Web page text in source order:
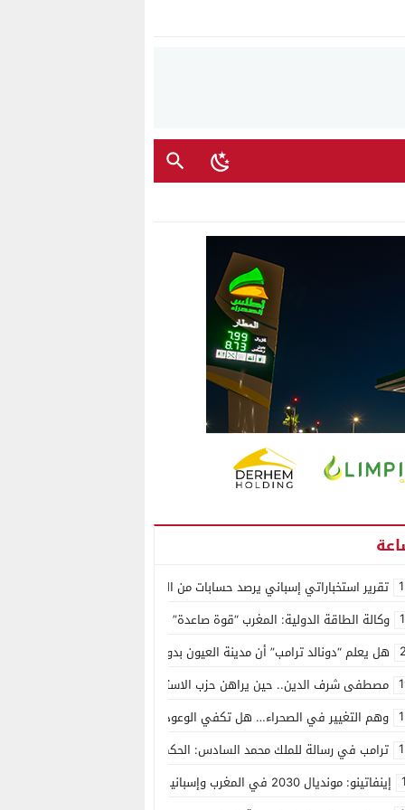
تقرير استخباراتي إسباني يرصد حسابات من الجزائر وأرقاما بـ”213+” ضمن حملة رقمية منظمة حرّضت على اقتحام سبتة
وكالة الطاقة الدولية: المغرب “قوة صاعدة” في سوق المعادن الاستراتيجية
هل يعلم “دونالد ترامب” أن مدينة العيون بدون ماء؟
مصطفى شرف الدين.. حين يراهن حزب الاستقلال على الكفاءة ويمنح الشباب
وهم التغيير في الصحراء… هل تكفي الوعود الفارغة لصناعة الواقع؟
ترامب في رسالة للملك محمد السادس: الحكم الذاتي هو الأساس الوحيد لحل
إينفاتينو: مونديال 2030 في المغرب وإسبانيا والبرتغال سيكون “الأجمل في التاريخ”